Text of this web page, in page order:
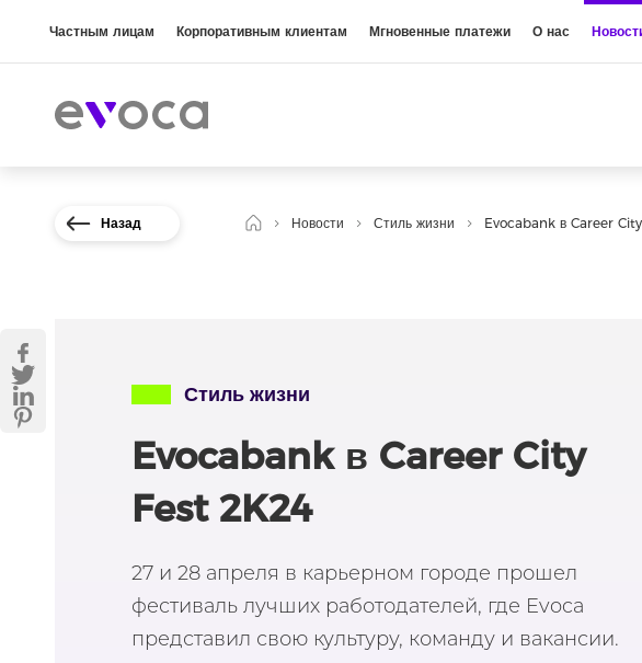
Частным лицам Корпоративным клиентам Мгновенные платежи О нас
Назад Новости Стиль жизни Evocabank в Career
Стиль жизни
Evocabank в Career City
Fest 2K24
27 и 28 апреля в карьерном городе прошел
фестиваль лучших работодателей, где Evoca
представил свою культуру, команду и вакансии.